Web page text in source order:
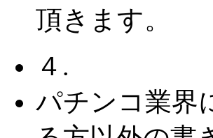
頂きます。
４.
パチンコ業界